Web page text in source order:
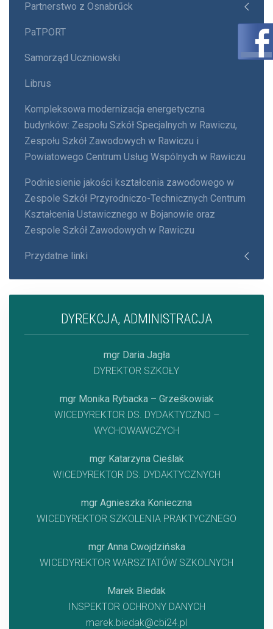
Partnerstwo z Osnabrűck
PaTPORT
Samorząd Uczniowski
Librus
Kompleksowa modernizacja energetyczna
budynków: Zespołu Szkół Specjalnych w Rawiczu,
Zespołu Szkół Zawodowych w Rawiczu i
Powiatowego Centrum Usług Wspólnych w Rawiczu
Podniesienie jakości kształcenia zawodowego w
Zespole Szkół Przyrodniczo-Technicznych Centrum
Kształcenia Ustawicznego w Bojanowie oraz
Zespole Szkół Zawodowych w Rawiczu
Przydatne linki
DYREKCJA, ADMINISTRACJA
mgr Daria Jagła
DYREKTOR SZKOŁY
mgr Monika Rybacka – Grześkowiak
WICEDYREKTOR DS. DYDAKTYCZNO –
WYCHOWAWCZYCH
mgr Katarzyna Cieślak
WICEDYREKTOR DS. DYDAKTYCZNYCH
mgr Agnieszka Konieczna
WICEDYREKTOR SZKOLENIA PRAKTYCZNEGO
mgr Anna Cwojdzińska
WICEDYREKTOR WARSZTATÓW SZKOLNYCH
Marek Biedak
INSPEKTOR OCHRONY DANYCH
marek.biedak@cbi24.pl